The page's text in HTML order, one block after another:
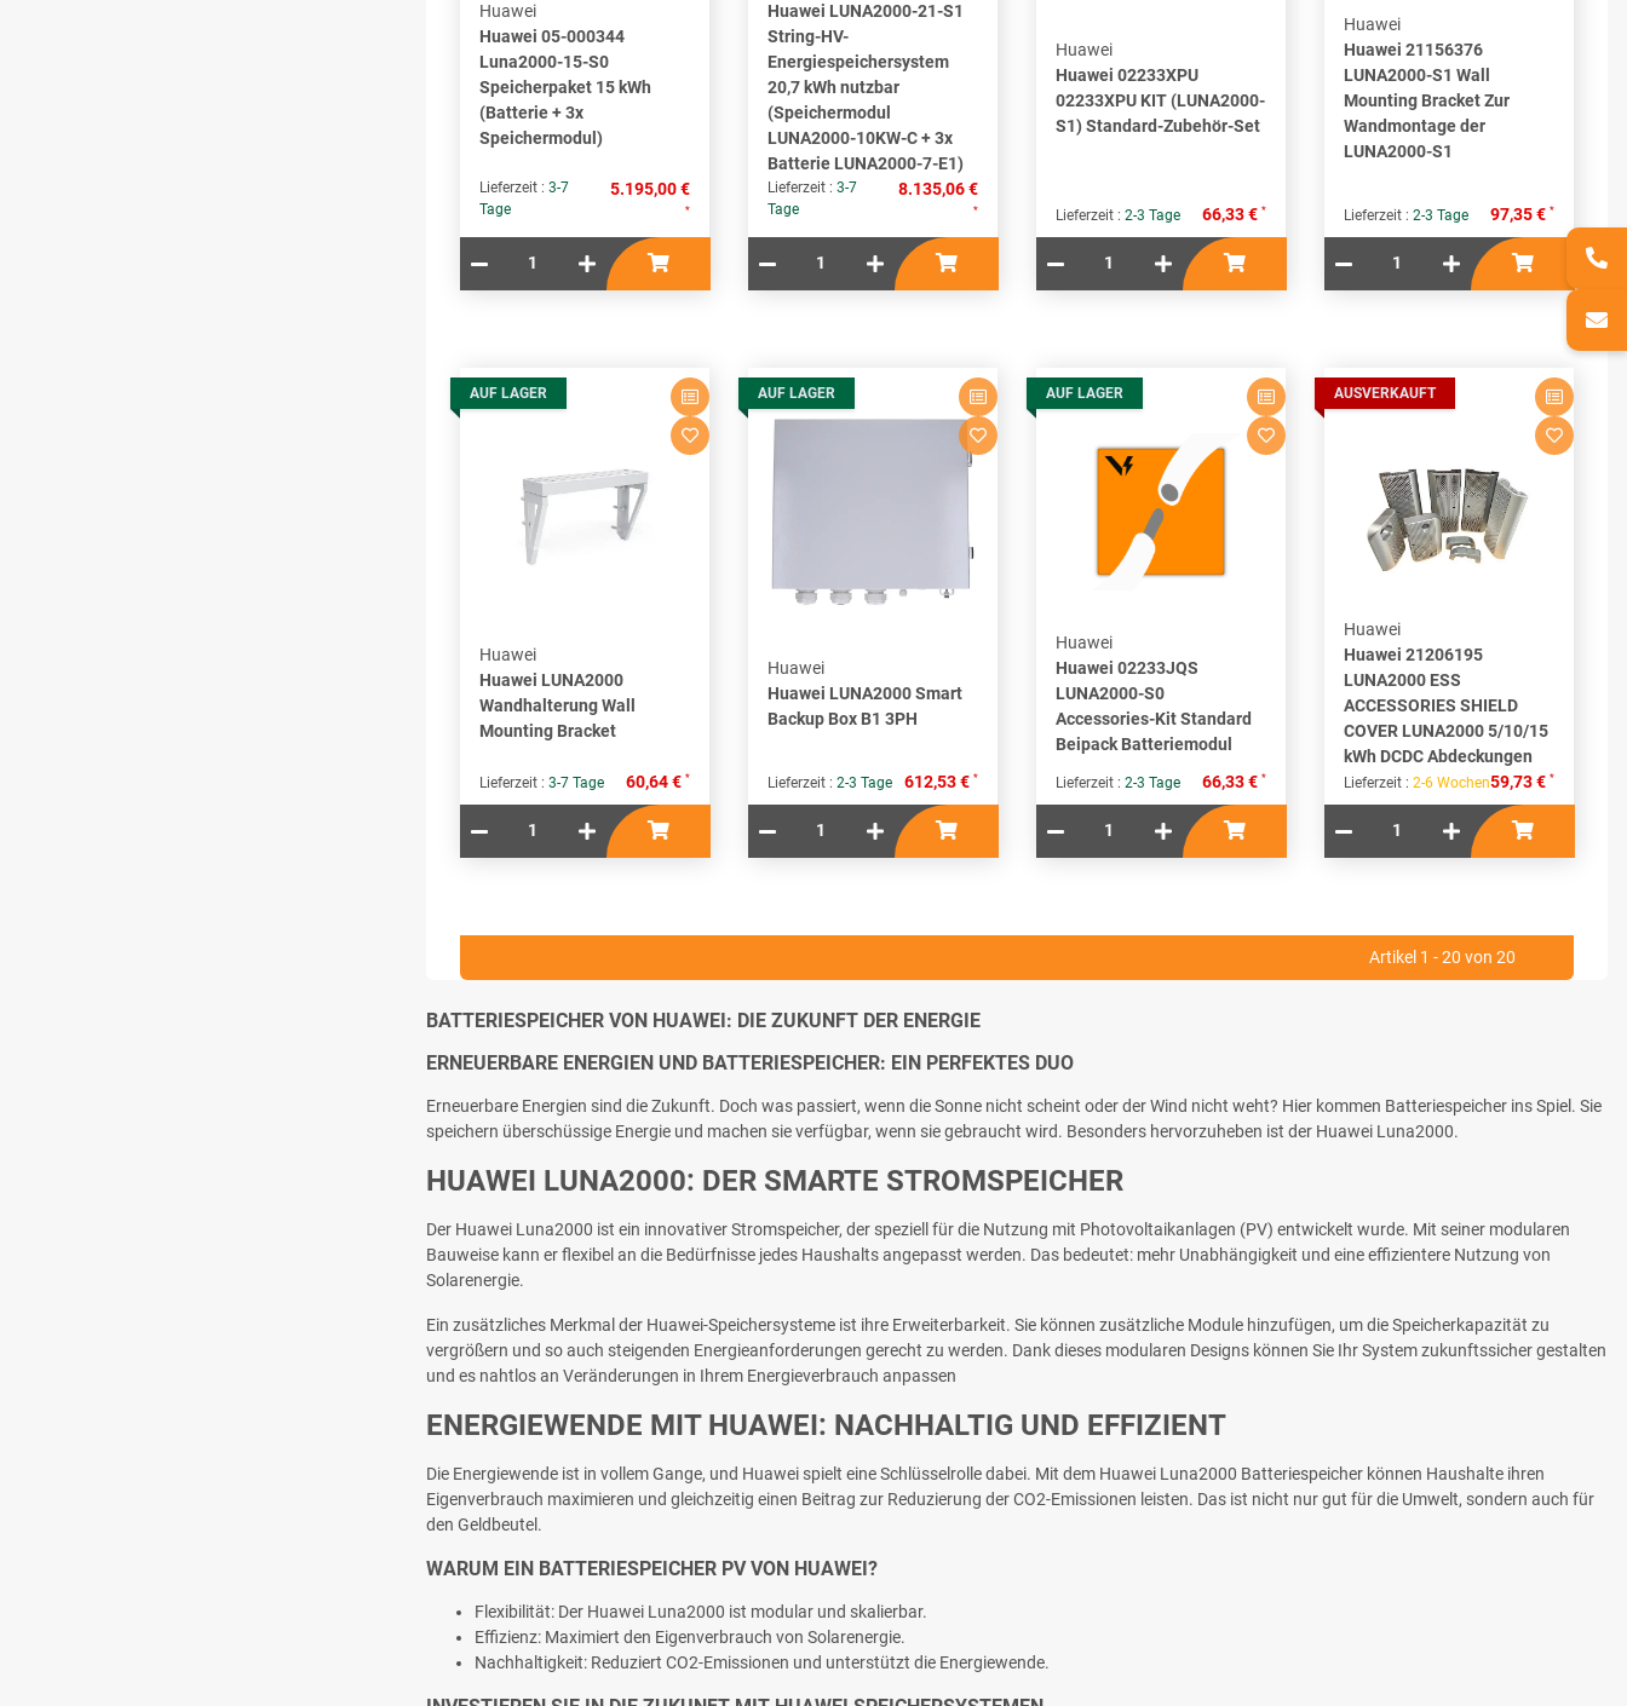
Huawei
Huawei 05-000344
Luna2000-15-S0
Speicherpaket 15 kWh
(Batterie + 3x
Speichermodul)
Lieferzeit : 3-7
Tage
5.195,00 €
*
Huawei LUNA2000-21-S1
String-HV-
Energiespeichersystem
20,7 kWh nutzbar
(Speichermodul
LUNA2000-10KW-C + 3x
Batterie LUNA2000-7-E1)
Lieferzeit : 3-7
Tage
8.135,06 €
*
Huawei
Huawei 02233XPU
02233XPU KIT (LUNA2000-
S1) Standard-Zubehör-Set
Lieferzeit : 2-3 Tage 66,33 € *
Huawei
Huawei 21156376
LUNA2000-S1 Wall
Mounting Bracket Zur
Wandmontage der
LUNA2000-S1
Lieferzeit : 2-3 Tage 97,35 € *
AUF LAGER
Huawei
Huawei LUNA2000
Wandhalterung Wall
Mounting Bracket
Lieferzeit : 3-7 Tage 60,64 € *
AUF LAGER
Huawei
Huawei LUNA2000 Smart
Backup Box B1 3PH
Lieferzeit : 2-3 Tage 612,53 € *
AUF LAGER
Huawei
Huawei 02233JQS
LUNA2000-S0
Accessories-Kit Standard
Beipack Batteriemodul
Lieferzeit : 2-3 Tage 66,33 € *
AUSVERKAUFT
Huawei
Huawei 21206195
LUNA2000 ESS
ACCESSORIES SHIELD
COVER LUNA2000 5/10/15
kWh DCDC Abdeckungen
Lieferzeit : 2-6 Wochen59,73 € *
Artikel 1 - 20 von 20
BATTERIESPEICHER VON HUAWEI: DIE ZUKUNFT DER ENERGIE
ERNEUERBARE ENERGIEN UND BATTERIESPEICHER: EIN PERFEKTES DUO
Erneuerbare Energien sind die Zukunft. Doch was passiert, wenn die Sonne nicht scheint oder der Wind nicht weht? Hier kommen Batteriespeicher ins Spiel. Sie
speichern überschüssige Energie und machen sie verfügbar, wenn sie gebraucht wird. Besonders hervorzuheben ist der Huawei Luna2000.
HUAWEI LUNA2000: DER SMARTE STROMSPEICHER
Der Huawei Luna2000 ist ein innovativer Stromspeicher, der speziell für die Nutzung mit Photovoltaikanlagen (PV) entwickelt wurde. Mit seiner modularen
Bauweise kann er flexibel an die Bedürfnisse jedes Haushalts angepasst werden. Das bedeutet: mehr Unabhängigkeit und eine effizientere Nutzung von
Solarenergie.
Ein zusätzliches Merkmal der Huawei-Speichersysteme ist ihre Erweiterbarkeit. Sie können zusätzliche Module hinzufügen, um die Speicherkapazität zu
vergrößern und so auch steigenden Energieanforderungen gerecht zu werden. Dank dieses modularen Designs können Sie Ihr System zukunftssicher gestalten
und es nahtlos an Veränderungen in Ihrem Energieverbrauch anpassen
ENERGIEWENDE MIT HUAWEI: NACHHALTIG UND EFFIZIENT
Die Energiewende ist in vollem Gange, und Huawei spielt eine Schlüsselrolle dabei. Mit dem Huawei Luna2000 Batteriespeicher können Haushalte ihren
Eigenverbrauch maximieren und gleichzeitig einen Beitrag zur Reduzierung der CO2-Emissionen leisten. Das ist nicht nur gut für die Umwelt, sondern auch für
den Geldbeutel.
WARUM EIN BATTERIESPEICHER PV VON HUAWEI?
Flexibilität: Der Huawei Luna2000 ist modular und skalierbar.
Effizienz: Maximiert den Eigenverbrauch von Solarenergie.
Nachhaltigkeit: Reduziert CO2-Emissionen und unterstützt die Energiewende.